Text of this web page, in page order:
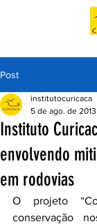
Post
Instituto
envolvendo
em rodovias
institutocuricaca
5 de ago. de 2013
O projeto
conservação